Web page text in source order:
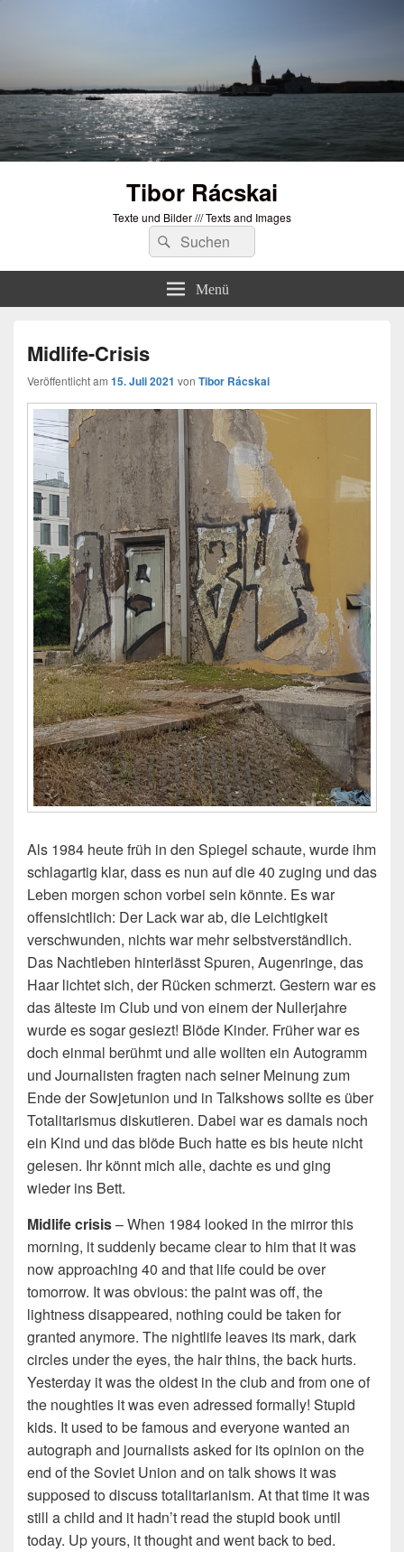
Tibor Rácskai
Texte und Bilder /// Texts and Images
Suchen
nach:
Suchen
Menü
Midlife-Crisis
Veröffentlicht am 15. Juli 2021 von Tibor Rácskai
Als 1984 heute früh in den Spiegel schaute, wurde ihm
schlagartig klar, dass es nun auf die 40 zuging und das
Leben morgen schon vorbei sein könnte. Es war
offensichtlich: Der Lack war ab, die Leichtigkeit
verschwunden, nichts war mehr selbstverständlich.
Das Nachtleben hinterlässt Spuren, Augenringe, das
Haar lichtet sich, der Rücken schmerzt. Gestern war es
das älteste im Club und von einem der Nullerjahre
wurde es sogar gesiezt! Blöde Kinder. Früher war es
doch einmal berühmt und alle wollten ein Autogramm
und Journalisten fragten nach seiner Meinung zum
Ende der Sowjetunion und in Talkshows sollte es über
Totalitarismus diskutieren. Dabei war es damals noch
ein Kind und das blöde Buch hatte es bis heute nicht
gelesen. Ihr könnt mich alle, dachte es und ging
wieder ins Bett.
Midlife crisis– When 1984 looked in the mirror this
morning, it suddenly became clear to him that it was
now approaching 40 and that life could be over
tomorrow. It was obvious: the paint was off, the
lightness disappeared, nothing could be taken for
granted anymore. The nightlife leaves its mark, dark
circles under the eyes, the hair thins, the back hurts.
Yesterday it was the oldest in the club and from one of
the noughties it was even adressed formally! Stupid
kids. It used to be famous and everyone wanted an
autograph and journalists asked for its opinion on the
end of the Soviet Union and on talk shows it was
supposed to discuss totalitarianism. At that time it was
still a child and it hadn’t read the stupid book until
today. Up yours, it thought and went back to bed.